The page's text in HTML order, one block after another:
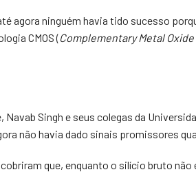
agora ninguém havia tido sucesso
CMOS (Complementary Metal
Navab Singh e seus colegas da
não havia dado sinais promissores
que, enquanto o silício bruto